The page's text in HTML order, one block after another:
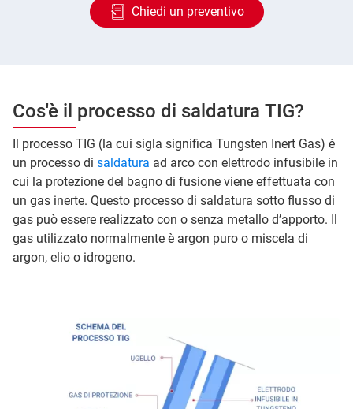
Chiedi un preventivo
Cos'è il processo di saldatura TIG?
Il processo TIG (la cui sigla significa Tungsten Inert Gas) è
un processo di saldatura ad arco con elettrodo infusibile in
cui la protezione del bagno di fusione viene effettuata con
un gas inerte. Questo processo di saldatura sotto flusso di
gas può essere realizzato con o senza metallo d’apporto. Il
gas utilizzato normalmente è argon puro o miscela di
argon, elio o idrogeno.